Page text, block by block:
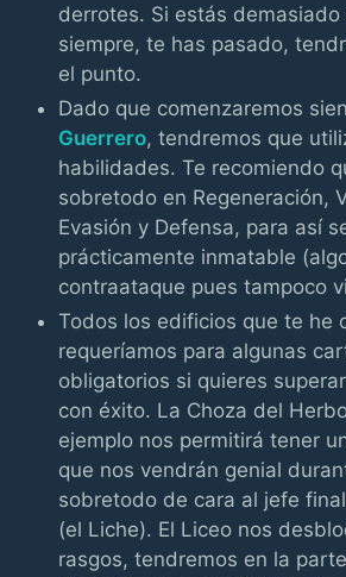
derrotes. Si estás
siempre, te has pasado,
el punto.
Dado que comenzaremos
Guerrero, tendremos que
habilidades. Te recomiendo
sobretodo en Regeneración,
Evasión y Defensa, para así
prácticamente inmatable
contraataque pues tampoco
Todos los edificios que te he
requeríamos para algunas
obligatorios si quieres
con éxito. La Choza del
ejemplo nos permitirá tener
que nos vendrán genial
sobretodo de cara al jefe
(el Liche). El Liceo nos
rasgos, tendremos en la